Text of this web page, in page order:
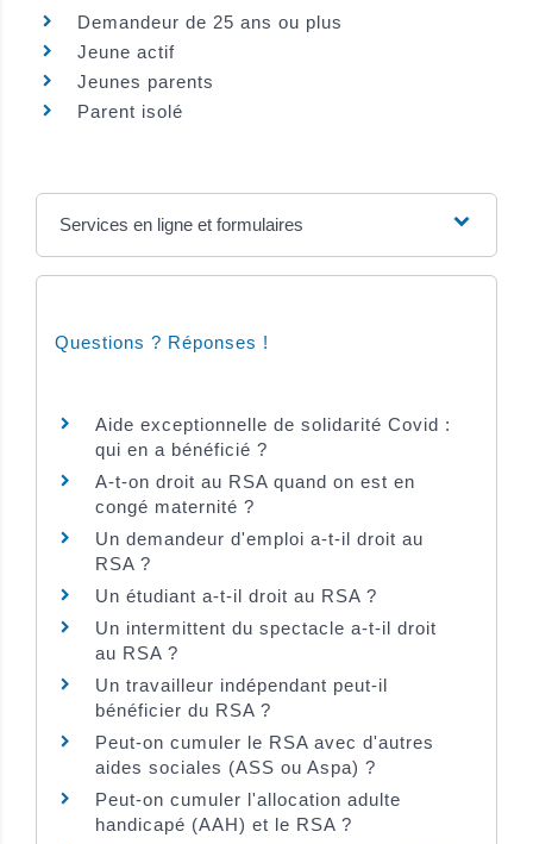
Demandeur de 25 ans ou plus
Jeune actif
Jeunes parents
Parent isolé
Services en ligne et formulaires
Questions ? Réponses !
Aide exceptionnelle de solidarité Covid :
qui en a bénéficié ?
A-t-on droit au RSA quand on est en
congé maternité ?
Un demandeur d'emploi a-t-il droit au
RSA ?
Un étudiant a-t-il droit au RSA ?
Un intermittent du spectacle a-t-il droit
au RSA ?
Un travailleur indépendant peut-il
bénéficier du RSA ?
Peut-on cumuler le RSA avec d'autres
aides sociales (ASS ou Aspa) ?
Peut-on cumuler l'allocation adulte
handicapé (AAH) et le RSA ?